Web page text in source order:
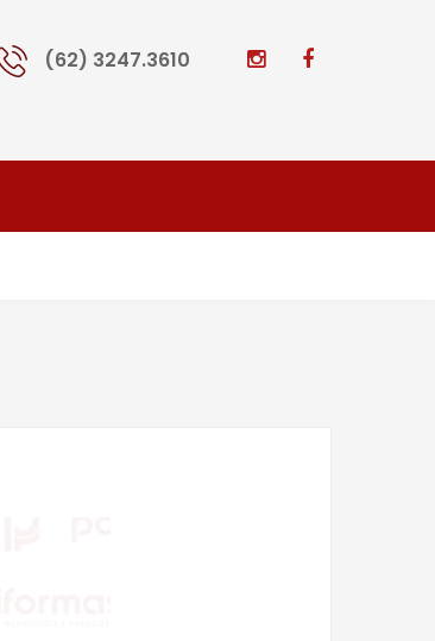
(62) 3247.3610